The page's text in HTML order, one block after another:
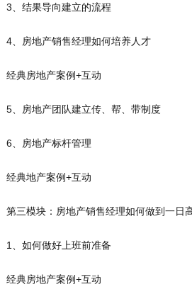
3、结果导向建立的流程
4、房地产销售经理如何培养人才
经典房地产案例+互动
5、房地产团队建立传、帮、带制度
6、房地产标杆管理
经典地产案例+互动
第三模块：房地产销售经理如何做到一日
1、如何做好上班前准备
经典房地产案例+互动